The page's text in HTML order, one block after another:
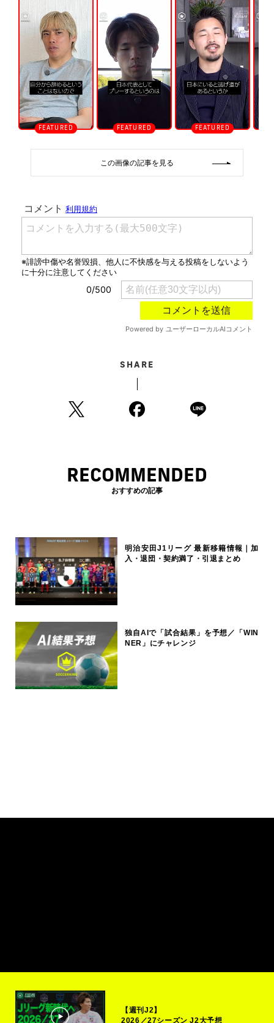
n
m
u
t
e
この画像の記事を見る
SHARE
RECOMMENDED
おすすめの記事
明治安田J1リーグ 最新移籍情報｜加
入・退団・契約満了・引退まとめ
独自AIで「試合結果」を予想／「WIN
NER」にチャレンジ
【週刊J2】
2026／27シーズン J2大予想